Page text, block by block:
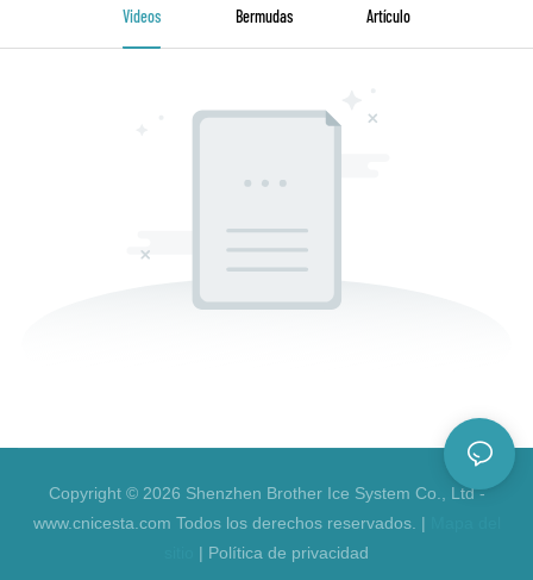
Videos Bermudas Artículo
Copyright © 2026 Shenzhen Brother Ice System Co., Ltd -
www.cnicesta.com Todos los derechos reservados. |
| Política de privacidad